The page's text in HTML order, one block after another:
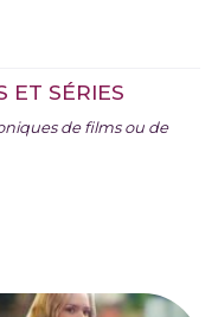
ET SÉRIES
de films ou de